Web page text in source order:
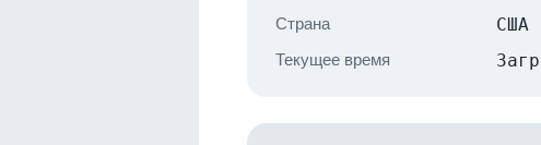
Страна США
Текущее время